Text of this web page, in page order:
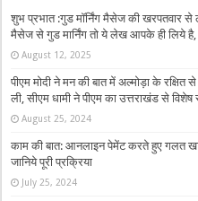
शुभ प्रभात :गुड मॉर्निंग मैसेज की खरपतवार
मैसेज से गुड मार्निंग तो ये लेख आपके ही लिये
August 12, 2025
पीएम मोदी ने मन की बात में अल्मोड़ा के
ली, सीएम धामी ने पीएम का उत्तराखंड से विशेष
August 25, 2024
काम की बात: आनलाइन पेमेंट करते हुए गलत
जानिये पूरी प्रक्रिया
July 25, 2024